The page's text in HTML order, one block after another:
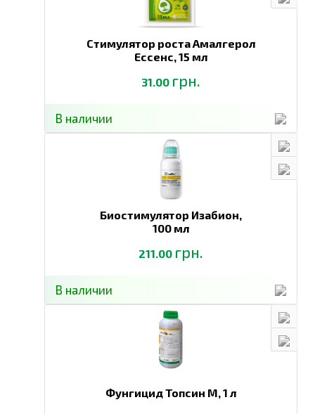
Стимулятор роста Амалгерол
Ессенс,15 мл
31.00 грн.
В наличии
Биостимулятор Изабион,
100 мл
211.00 грн.
В наличии
Фунгицид Топсин М,1 л